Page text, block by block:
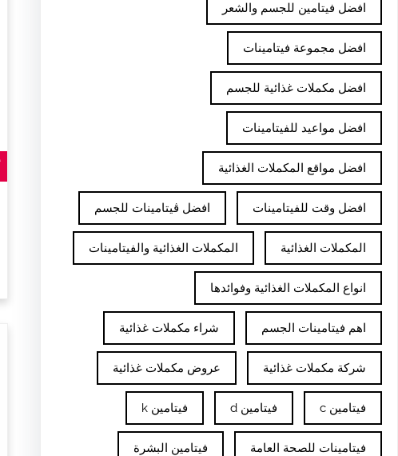
افضل فيتامين للجسم والشعر
افضل مجموعة فيتامينات
افضل مكملات غذائية للجسم
افضل مواعيد للفيتامينات
افضل مواقع المكملات الغذائية
افضل وقت للفيتامينات افضل ڤيتامينات للجسم
المكملات الغذائية المكملات الغذائية والفيتامينات
انواع المكملات الغذائية وفوائدها
اهم فيتامينات الجسم شراء مكملات غذائية
شركة مكملات غذائية عروض مكملات غذائية
فيتامين c فيتامين d فيتامين k
فيتامينات للصحة العامة فيتامين البشرة